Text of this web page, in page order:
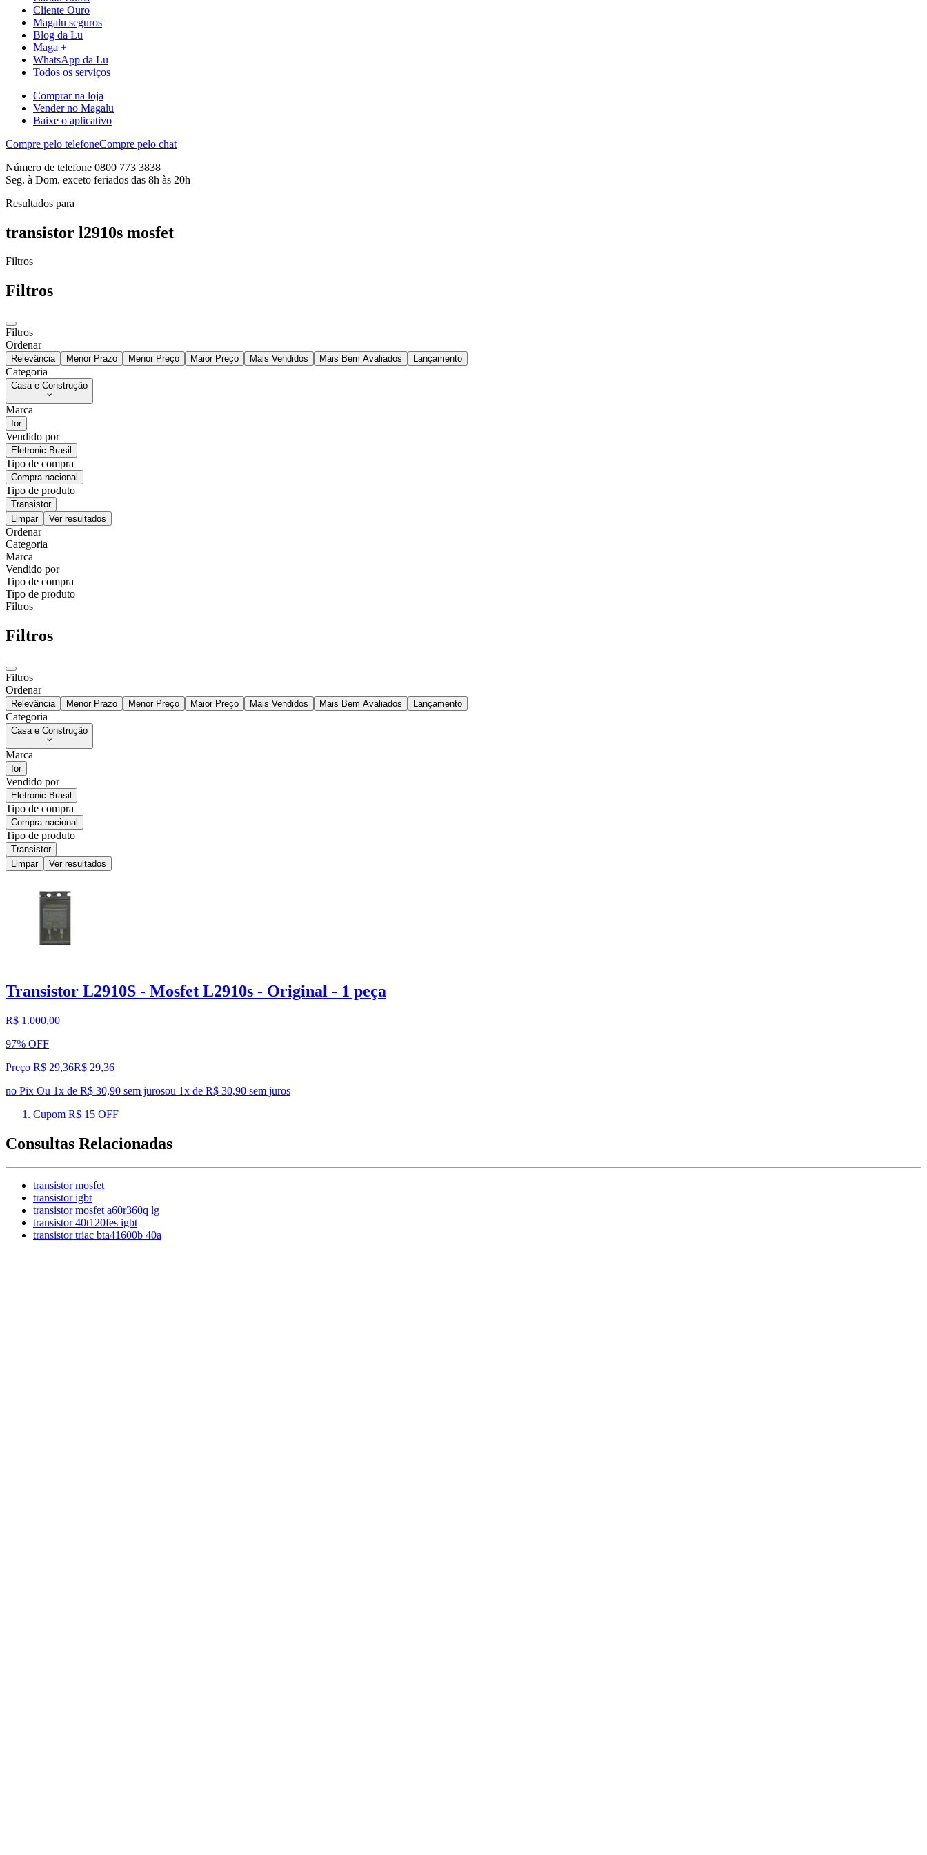
Cliente Ouro
Magalu seguros
Blog da Lu
Maga +
WhatsApp da Lu
Todos os serviços
Comprar na loja
Vender no Magalu
Baixe o aplicativo
Compre pelo telefoneCompre pelo chat
Número de telefone 0800 773 3838
Seg. à Dom. exceto feriados das 8h às 20h
Resultados para
transistor l2910s mosfet
Filtros
Filtros
Filtros
Ordenar
Relevância Menor Prazo Menor Preço Maior Preço Mais Vendidos Mais Bem Avaliados Lançamento
Categoria
Casa e Construção
Marca
Ior
Vendido por
Eletronic Brasil
Tipo de compra
Compra nacional
Tipo de produto
Transistor
Limpar
Ver resultados
Ordenar
Categoria
Marca
Vendido por
Tipo de compra
Tipo de produto
Filtros
Filtros
Filtros
Ordenar
Relevância Menor Prazo Menor Preço Maior Preço Mais Vendidos Mais Bem Avaliados Lançamento
Categoria
Casa e Construção
Marca
Ior
Vendido por
Eletronic Brasil
Tipo de compra
Compra nacional
Tipo de produto
Transistor
Limpar
Ver resultados
Transistor L2910S - Mosfet L2910s - Original - 1 peça
R$ 1.000,00
97% OFF
Preço R$ 29,36R$ 29,36
no Pix Ou 1x de R$ 30,90 sem jurosou 1x de R$ 30,90 sem juros
Cupom R$ 15 OFF
Consultas Relacionadas
transistor mosfet
transistor igbt
transistor mosfet a60r360q lg
transistor 40t120fes igbt
transistor triac bta41600b 40a